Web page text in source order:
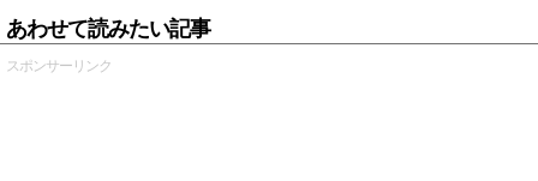
あわせて読みたい記事
スポンサーリンク